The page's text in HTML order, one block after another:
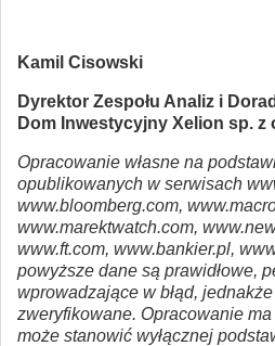
Kamil Cisowski
Dyrektor Zespołu Analiz i
Dom Inwestycyjny Xelion sp. z
Opracowanie własne na
opublikowanych w serwisach
www.bloomberg.com,
www.marektwatch.com,
www.ft.com, www.bankier.pl,
powyższe dane są prawidłowe,
wprowadzające w błąd,
zweryfikowane. Opracowanie
może stanowić wyłącznej